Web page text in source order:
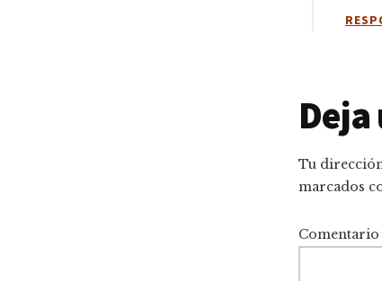
Tu
marcados
Comentario